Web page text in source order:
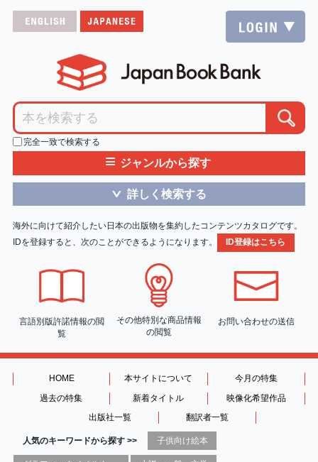
完全一致で検索する
≡ ジャンルから探す
＞ 詳しく検索する
海外に向けて紹介したい日本の出版物を集約したコンテンツカタログです。
IDを登録すると、次のことができるようになります。
ID登録はこちら
言語別版許諾情報の閲
覧
その他特別な商品情報
の閲覧
お問い合わせの送信
HOME 本サイトについて
今月の特集
過去の特集
新着タイトル
映像化希望作品
出版社一覧
翻訳者一覧
人気のキーワードから探す >> 子供向け絵本